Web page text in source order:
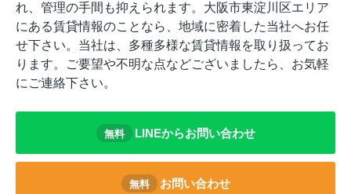
れ、管理の手間も抑えられます。大阪市東淀川区エリア
にある賃貸情報のことなら、地域に密着した当社へお任
せ下さい。当社は、多種多様な賃貸情報を取り扱ってお
ります。ご要望や不明な点などございましたら、お気軽
にご連絡下さい。
無料 LINEからお問い合わせ
無料 お問い合わせ